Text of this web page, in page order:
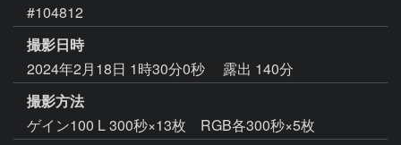
#104812
撮影日時
2024年2月18日 1時30分0秒
露出 140分
撮影方法
ゲイン100 L 300秒×13枚 RGB各300秒×5枚